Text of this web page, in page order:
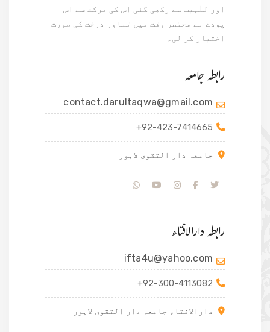
اور للٰہیت سے رکھی گئی اس کی برکت سے اس
پودے نے مختصر وقت میں تناور درخت کی صورت
اختیار کر لی۔
رابطہ جامعہ
contact.darultaqwa@gmail.com
+92-423-7414665
جامعہ دار التقوی لاہور
رابطہ دارالافتاء
ifta4u@yahoo.com
+92-300-4113082
دارالافتاء جامعہ دار التقوی لاہور